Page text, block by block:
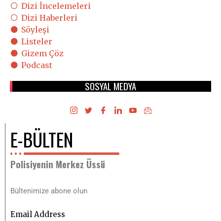
Dizi İncelemeleri
Dizi Haberleri
Söyleşi
Listeler
Gizem Çöz
Podcast
SOSYAL MEDYA
E-BÜLTEN
Polisiyenin Merkez Üssü
Bültenimize abone olun
Email Address